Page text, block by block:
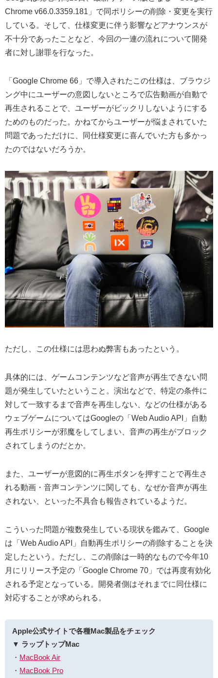
Chrome v66.0.3359.181」で同ポリシーの削除・変更を実行
している。そして、仕様変更に伴う影響などアナウンスが
不十分であったことなど、今回の一連の流れについて開発
者に対し謝罪を行なった。
「Google Chrome 66」で導入されたこの仕様は、ブラウジ
ング中にユーザーの意図しないところで広告動画が自動で
再生されることで、ユーザーがビックリしないようにする
ためのものだった。かねてからユーザーが悩まされていた
問題であっただけに、同仕様変更に喜んでいた方も多かっ
たのではないだろうか。
ただし、この仕様には思わぬ弊害もあったという。
具体的には、ゲームコンテンツなど音声が再生できない問
題が発生していたということ。演出などで、特定の条件に
対して一致するまで音声を再生しない、などの仕様がある
ウェブゲームについてはGoogleの「Web Audio API」自動
再生ポリシーが邪魔をしてしまい、音声の再生がブロック
されてしまうのだとか。
また、ユーザーが意図的に再生ボタンを押すことで再生さ
れる動画・音声コンテンツに関しても、なぜか音声が再生
されない、といった不具合も報告されているようだ。
こういった問題が複数発生している現状を鑑みて、Google
は「Web Audio API」自動再生ポリシーの削除することを決
定したという。ただし、この削除は一時的なもので今年10
月にリリース予定の「Google Chrome 70」では再度有効化
される予定となっている。開発者側はそれまでに同仕様に
対応することが求められる。
Apple公式サイトで各種Mac製品をチェック
▼ ラップトップMac
・ MacBook Air
・ MacBook Pro